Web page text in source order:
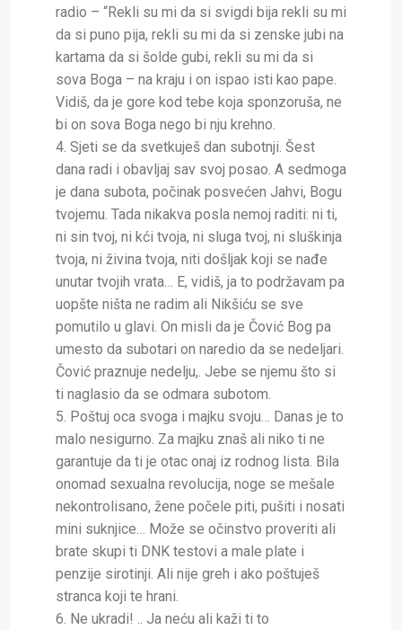
radio – “Rekli su mi da si svigdi bija rekli su mi
da si puno pija, rekli su mi da si zenske jubi na
kartama da si šolde gubi, rekli su mi da si
sova Boga – na kraju i on ispao isti kao pape.
Vidiš, da je gore kod tebe koja sponzoruša, ne
bi on sova Boga nego bi nju krehno.
4. Sjeti se da svetkuješ dan subotnji. Šest
dana radi i obavljaj sav svoj posao. A sedmoga
je dana subota, počinak posvećen Jahvi, Bogu
tvojemu. Tada nikakva posla nemoj raditi: ni ti,
ni sin tvoj, ni kći tvoja, ni sluga tvoj, ni sluškinja
tvoja, ni živina tvoja, niti došljak koji se nađe
unutar tvojih vrata… E, vidiš, ja to podržavam pa
uopšte ništa ne radim ali Nikšiću se sve
pomutilo u glavi. On misli da je Čović Bog pa
umesto da subotari on naredio da se nedeljari.
Čović praznuje nedelju,. Jebe se njemu što si
ti naglasio da se odmara subotom.
5. Poštuj oca svoga i majku svoju… Danas je to
malo nesigurno. Za majku znaš ali niko ti ne
garantuje da ti je otac onaj iz rodnog lista. Bila
onomad sexualna revolucija, noge se mešale
nekontrolisano, žene počele piti, pušiti i nosati
mini suknjice… Može se očinstvo proveriti ali
brate skupi ti DNK testovi a male plate i
penzije sirotinji. Ali nije greh i ako poštuješ
stranca koji te hrani.
6. Ne ukradi! .. Ja neću ali kaži ti to